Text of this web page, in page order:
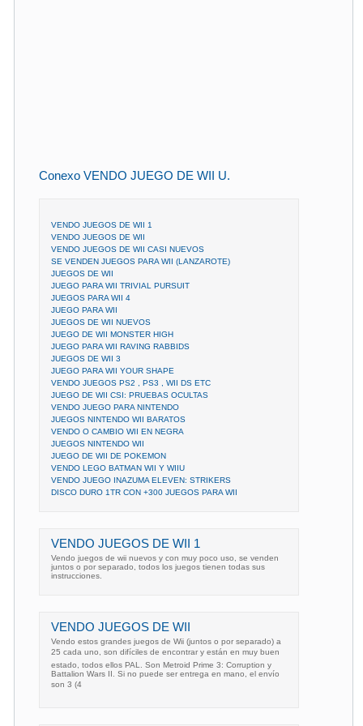
Conexo VENDO JUEGO DE WII U.
VENDO JUEGOS DE WII 1
VENDO JUEGOS DE WII
VENDO JUEGOS DE WII CASI NUEVOS
SE VENDEN JUEGOS PARA WII (LANZAROTE)
JUEGOS DE WII
JUEGO PARA WII TRIVIAL PURSUIT
JUEGOS PARA WII 4
JUEGO PARA WII
JUEGOS DE WII NUEVOS
JUEGO DE WII MONSTER HIGH
JUEGO PARA WII RAVING RABBIDS
JUEGOS DE WII 3
JUEGO PARA WII YOUR SHAPE
VENDO JUEGOS PS2 , PS3 , WII DS ETC
JUEGO DE WII CSI: PRUEBAS OCULTAS
VENDO JUEGO PARA NINTENDO
JUEGOS NINTENDO WII BARATOS
VENDO O CAMBIO WII EN NEGRA
JUEGOS NINTENDO WII
JUEGO DE WII DE POKEMON
VENDO LEGO BATMAN WII Y WIIU
VENDO JUEGO INAZUMA ELEVEN: STRIKERS
DISCO DURO 1TR CON +300 JUEGOS PARA WII
VENDO JUEGOS DE WII 1
Vendo juegos de wii nuevos y con muy poco uso, se venden
juntos o por separado, todos los juegos tienen todas sus
instrucciones.
VENDO JUEGOS DE WII
Vendo estos grandes juegos de Wii (juntos o por separado) a
25 cada uno, son difíciles de encontrar y están en muy buen
estado, todos ellos PAL. Son Metroid Prime 3: Corruption y
Battalion Wars II. Si no puede ser entrega en mano, el envío
son 3 (4